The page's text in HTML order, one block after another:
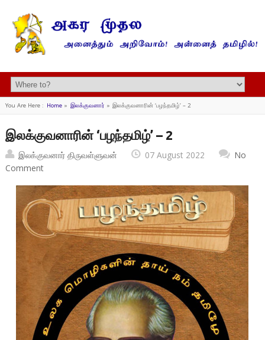
You Are Here : Home» இலக்குவனார் » இலக்குவனாரின் ‘பழந்தமிழ்’ – 2
இலக்குவனாரின் ‘பழந்தமிழ்’ – 2
இலக்குவனார் திருவள்ளுவன் 07 August 2022
No
Comment